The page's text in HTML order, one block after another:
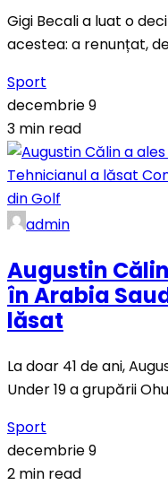
Gigi Becali a luat o
acestea: a renunțat,
Sport
decembrie 9
3 min read
admin
Augustin
în Arabia
lăsat
La doar 41 de ani,
Under 19 a grupării
Sport
decembrie 9
2 min read